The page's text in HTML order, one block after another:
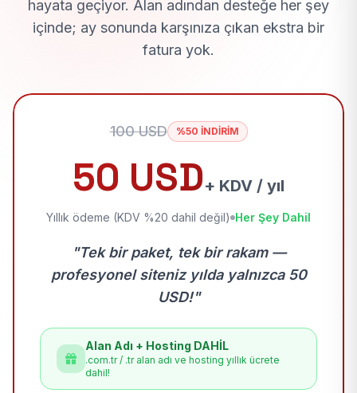
hayata geçiyor. Alan adından desteğe her şey
içinde; ay sonunda karşınıza çıkan ekstra bir
fatura yok.
100 USD %50 İNDİRİM
50 USD+ KDV / yıl
Yıllık ödeme (KDV %20 dahil değil) Her Şey Dahil
"Tek bir paket, tek bir rakam —
profesyonel siteniz yılda yalnızca 50
USD!"
Alan Adı + Hosting DAHİL
.com.tr / .tr alan adı ve hosting yıllık ücrete
dahil!